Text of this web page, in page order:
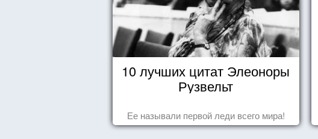
10 лучших цитат Элеоноры
Рузвельт
Ее называли первой леди всего мира!